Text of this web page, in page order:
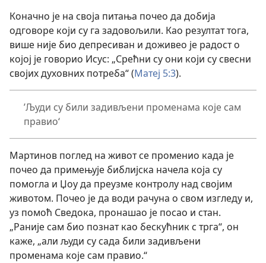
Коначно је на своја питања почео да добија
одговоре који су га задовољили. Као резултат тога,
више није био депресиван и доживео је радост о
којој је говорио Исус: „Срећни су они који су свесни
својих духовних потреба“ (Матеј 5:3).
’Људи су били задивљени променама које сам
правио‘
Мартинов поглед на живот се променио када је
почео да примењује библијска начела која су
помогла и Џоу да преузме контролу над својим
животом. Почео је да води рачуна о свом изгледу и,
уз помоћ Сведока, пронашао је посао и стан.
„Раније сам био познат као бескућник с трга“, он
каже, „али људи су сада били задивљени
променама које сам правио.“